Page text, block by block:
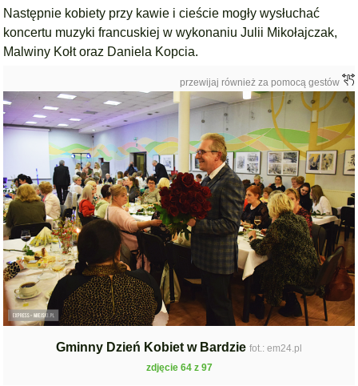
Następnie kobiety przy kawie i cieście mogły wysłuchać
koncertu muzyki francuskiej w wykonaniuJulii Mikołajczak,
Malwiny Kołt oraz Daniela Kopcia.
przewijaj również za pomocą gestów
Gminny Dzień Kobiet w Bardzie fot.: em24.pl
zdjęcie 64 z 97